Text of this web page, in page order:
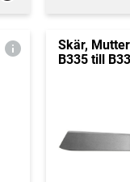
Skär, Mutter
B335 till